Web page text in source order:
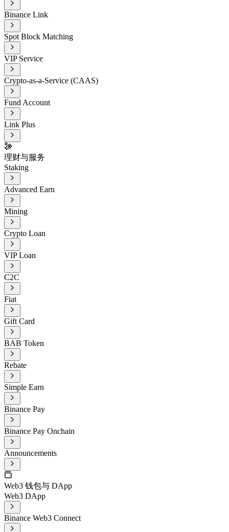
Binance Link
Spot Block Matching
VIP Service
Crypto-as-a-Service (CAAS)
Fund Account
Link Plus
理财与服务
Staking
Advanced Earn
Mining
Crypto Loan
VIP Loan
C2C
Fiat
Gift Card
BAB Token
Rebate
Simple Earn
Binance Pay
Binance Pay Onchain
Announcements
Web3 钱包与 DApp
Web3 DApp
Binance Web3 Connect